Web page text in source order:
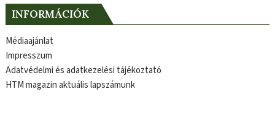
INFORMÁCIÓK
Médiaajánlat
Impresszum
Adatvédelmi és adatkezelési tájékoztató
HTM magazin aktuális lapszámunk